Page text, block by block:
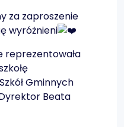
za zaproszenie
wyróżnieni
reprezentowała
Gminnych
Beata